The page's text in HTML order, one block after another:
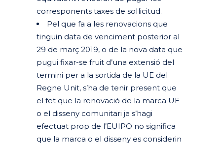
corresponents taxes de sol·licitud.
Pel que fa a les renovacions que
tinguin data de venciment posterior al
29 de març 2019, o de la nova data que
pugui fixar-se fruit d’una extensió del
termini per a la sortida de la UE del
Regne Unit, s’ha de tenir present que
el fet que la renovació de la marca UE
o el disseny comunitari ja s’hagi
efectuat prop de l’EUIPO no significa
que la marca o el disseny es considerin